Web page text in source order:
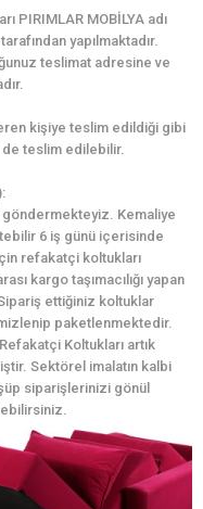
PIRIMLAR MOBİLYA adı
yapılmaktadır.
teslimat adresine ve
kişiye teslim edildiği gibi
teslim edilebilir.
göndermekteyiz. Kemaliye
6 iş günü içerisinde
refakatçi koltukları
kargo taşımacılığı yapan
ettiğiniz koltuklar
paketlenmektedir.
Koltukları artık
Sektörel imalatın kalbi
siparişlerinizi gönül